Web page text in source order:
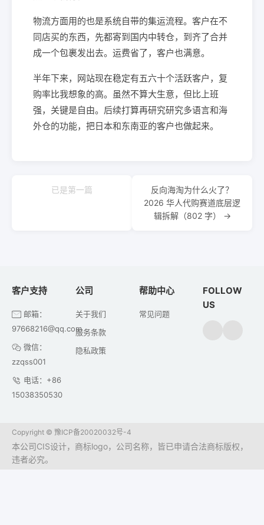
物流方面用的也是系统自带的集运流程。客户在不
同店买的东西，先都寄到国内中转仓，到齐了合并
成一个包裹发出去。运费省了，客户也满意。
半年下来，网站现在稳定有五六十个活跃客户，复
购率比我想象的高。虽然不算大生意，但比上班
强，关键是自由。后续打算再研究研究多语言和海
外仓的功能，把日本和东南亚的客户也做起来。
已是第一篇
反向海淘为什么火了？
2026 华人代购赛道底层逻
辑拆解（802 字） →
客户支持
邮箱：
97668216@qq.com
微信：
zzqss001
电话：+86
15038350530
公司
关于我们
服务条款
隐私政策
帮助中心
常见问题
FOLLOW
US
Copyright © 豫ICP备20020032号-4
本公司CIS设计，商标logo，公司名称，皆已申请合法商标版权，
违者必究。